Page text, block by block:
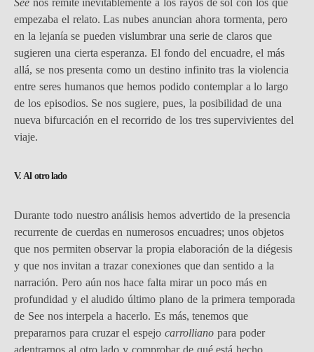
empezaba el relato. Las nubes anuncian ahora tormenta, pero
en la lejanía se pueden vislumbrar una serie de claros que
sugieren una cierta esperanza. El fondo del encuadre, el más
allá, se nos presenta como un destino infinito tras la violencia
entre seres humanos que hemos podido contemplar a lo largo
de los episodios. Se nos sugiere, pues, la posibilidad de una
nueva bifurcación en el recorrido de los tres supervivientes del
viaje.
V. Al otro lado
Durante todo nuestro análisis hemos advertido de la presencia
recurrente de cuerdas en numerosos encuadres; unos objetos
que nos permiten observar la propia elaboración de la diégesis
y que nos invitan a trazar conexiones que dan sentido a la
narración. Pero aún nos hace falta mirar un poco más en
profundidad y el aludido último plano de la primera temporada
de See nos interpela a hacerlo. Es más, tenemos que
prepararnos para cruzar el espejo carrolliano para poder
adentrarnos al otro lado y comprobar de qué está hecho